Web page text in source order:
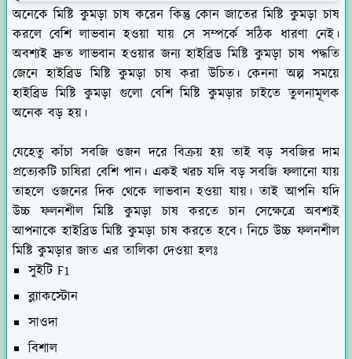
অনেকে মিষ্টি কুমড়া চাষ করেন কিন্তু কোন জাতের মিষ্টি কুমড়া চাষ
করলে বেশি লাভবান হওয়া যায় সে সম্পর্কে সঠিক ধারণা নেই।
অবশ্যই দ্রুত লাভবান হওয়ার জন্য হাইব্রিড মিষ্টি কুমড়া চাষ পদ্ধতি
জেনে হাইব্রিড মিষ্টি কুমড়া চাষ করা উচিত। কেননা অল্প সময়ে
হাইব্রিড মিষ্টি কুমড়া গুলো বেশি মিষ্টি কুমড়ার চাইতে তুলনামূলক
অনেক বড় হয়।
যেহেতু কাঁচা সবজি ওজন দরে বিক্রয় হয় তাই বড় সবজির দাম
প্রত্যেকটি চাষিরা বেশি পান। একই খরচ যদি বড় সবজি ফলানো যায়
তাহলে ওজনের দিক থেকে লাভবান হওয়া যায়। তাই আপনি যদি
উচ্চ ফলনশীল মিষ্টি কুমড়া চাষ করতে চান সেক্ষেত্রে অবশ্যই
আপনাকে হাইব্রিড মিষ্টি কুমড়া চাষ করতে হবে। নিচে উচ্চ ফলনশীল
মিষ্টি কুমড়ার জাত এর তালিকা দেওয়া হলঃ
সুইটি F1
ব্ল্যাকস্টোন
সাওদা
বিশাল